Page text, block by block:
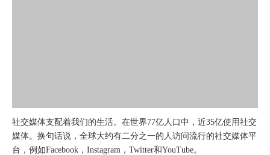
社交媒体支配着我们的生活。在世界77亿人口中，近35亿使用社交
媒体。换句话说，全球大约有二分之一的人访问流行的社交媒体平
台，例如Facebook，Instagram，Twitter和YouTube。